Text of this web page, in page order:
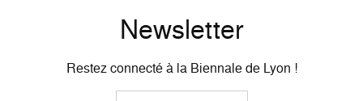
Newsletter
Restez connecté à la Biennale de Lyon !